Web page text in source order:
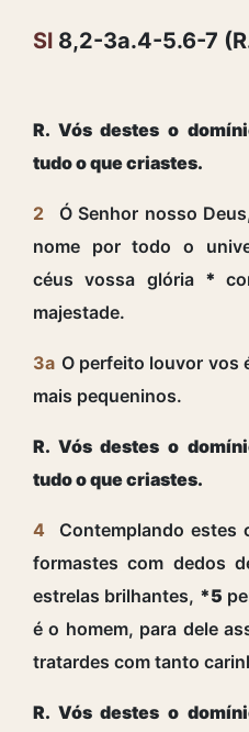
Sl 8,2-3a.4-5.6-7
R. Vós destes o
tudo o que criastes.
2 Ó Senhor nosso
nome por todo o
céus vossa glória *
majestade.
3a O perfeito louvor vos
mais pequeninos.
R. Vós destes o
tudo o que criastes.
4 Contemplando estes
formastes com dedos
estrelas brilhantes, *5
é o homem, para dele
tratardes com tanto
R. Vós destes o